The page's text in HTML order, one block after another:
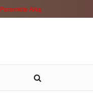
Paremkite Alką